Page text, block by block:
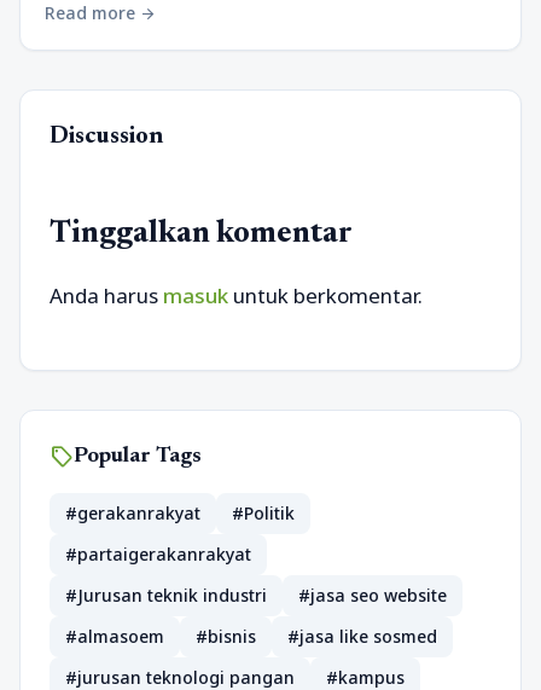
Read more arrow_forward
Discussion
Tinggalkan komentar
Anda harus masuk untuk berkomentar.
sellPopular Tags
#gerakanrakyat
#Politik
#partaigerakanrakyat
#Jurusan teknik industri
#jasa seo website
#almasoem
#bisnis
#jasa like sosmed
#jurusan teknologi pangan
#kampus